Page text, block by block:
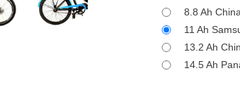
8.8 Ah China
11 Ah
13.2 Ah
14.5 Ah